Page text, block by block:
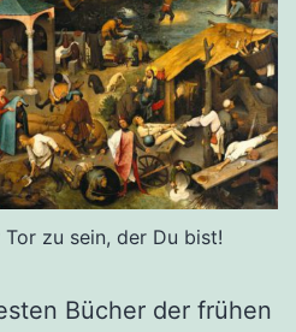
zu sein, der Du bist!
Bücher der frühen